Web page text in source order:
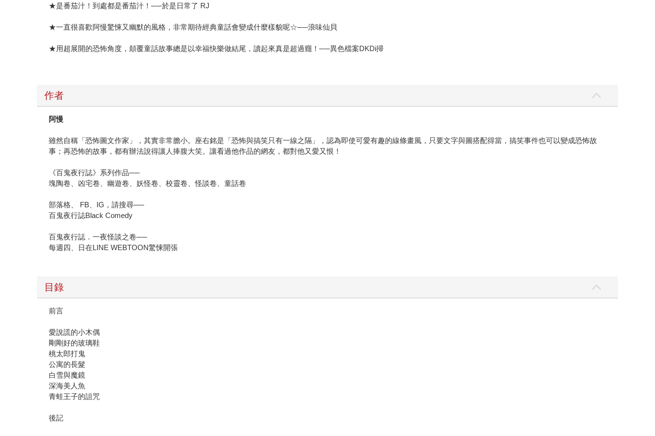
★是番茄汁！到處都是番茄汁！──於是日常了 RJ
★一直很喜歡阿慢驚悚又幽默的風格，非常期待經典童話會變成什麼樣貌呢☆──浪味仙貝
★用超展開的恐怖角度，顛覆童話故事總是以幸福快樂做結尾，讀起來真是超過癮！──異色檔案DKDi掃
作者
阿慢
雖然自稱「恐怖圖文作家」，其實非常膽小。座右銘是「恐怖與搞笑只有一線之隔」，認為即使可愛有趣的線條畫風，只要文字與圖搭配得當，搞笑事件也可以變成恐怖故
事；再恐怖的故事，都有辦法說得讓人捧腹大笑。讓看過他作品的網友，都對他又愛又恨！
《百鬼夜行誌》系列作品──
塊陶卷、凶宅卷、幽遊卷、妖怪卷、校靈卷、怪談卷、童話卷
部落格、 FB、IG，請搜尋──
百鬼夜行誌Black Comedy
百鬼夜行誌．一夜怪談之卷──
每週四、日在LINE WEBTOON驚悚開張
目錄
前言
愛說謊的小木偶
剛剛好的玻璃鞋
桃太郎打鬼
公寓的長髮
白雪與魔鏡
深海美人魚
青蛙王子的詛咒
後記